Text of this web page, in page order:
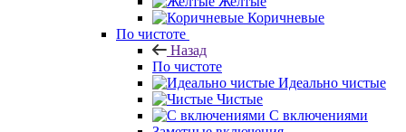
Коричневые
По чистоте
Назад
По чистоте
Идеально чистые
Чистые
С включениями